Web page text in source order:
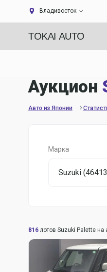
Владивосток
TOKAI AUTO
Аукцион
Авто из Японии
Марка
Suzuki
816 лотов Suzuki Palette